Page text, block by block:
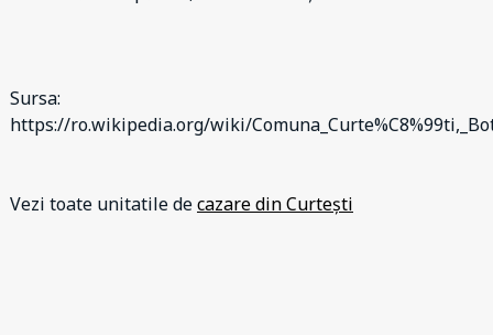
Sursa:
https://ro.wikipedia.org/wiki/
Vezi toate unitatile decazare din Curtești